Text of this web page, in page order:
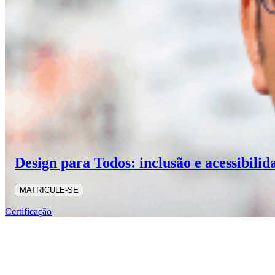
Design para Todos: inclusão e
MATRICULE-SE
Certificação